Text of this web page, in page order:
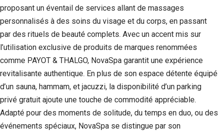
proposant un éventail de services allant de massages
personnalisés à des soins du visage et du corps, en passant
par des rituels de beauté complets. Avec un accent mis sur
l’utilisation exclusive de produits de marques renommées
comme PAYOT & THALGO, NovaSpa garantit une expérience
revitalisante authentique. En plus de son espace détente équipé
d’un sauna, hammam, et jacuzzi, la disponibilité d’un parking
privé gratuit ajoute une touche de commodité appréciable.
Adapté pour des moments de solitude, du temps en duo, ou des
événements spéciaux, NovaSpa se distingue par son